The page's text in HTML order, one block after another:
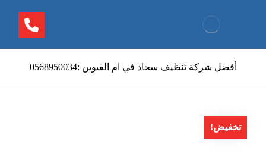
أفضل شركة تنظيف سجاد في ام القيوين :0568950034
تخفيض!